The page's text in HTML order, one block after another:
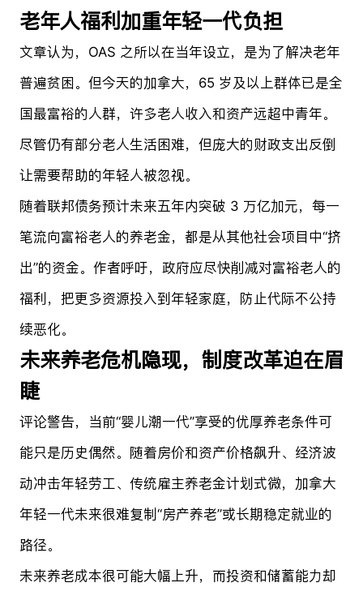
老年人福利加重年轻一代负担
文章认为，OAS 之所以在当年设立，是为了解决老年
普遍贫困。但今天的加拿大，65 岁及以上群体已是全
国最富裕的人群，许多老人收入和资产远超中青年。
尽管仍有部分老人生活困难，但庞大的财政支出反倒
让需要帮助的年轻人被忽视。
随着联邦债务预计未来五年内突破 3 万亿加元，每一
笔流向富裕老人的养老金，都是从其他社会项目中“挤
出”的资金。作者呼吁，政府应尽快削减对富裕老人的
福利，把更多资源投入到年轻家庭，防止代际不公持
续恶化。
未来养老危机隐现，制度改革迫在眉
睫
评论警告，当前“婴儿潮一代”享受的优厚养老条件可
能只是历史偶然。随着房价和资产价格飙升、经济波
动冲击年轻劳工、传统雇主养老金计划式微，加拿大
年轻一代未来很难复制“房产养老”或长期稳定就业的
路径。
未来养老成本很可能大幅上升，而投资和储蓄能力却